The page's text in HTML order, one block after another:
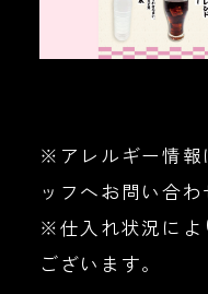
※アレルギー情報
ッフへお問い合わ
※仕入れ状況によ
ございます。